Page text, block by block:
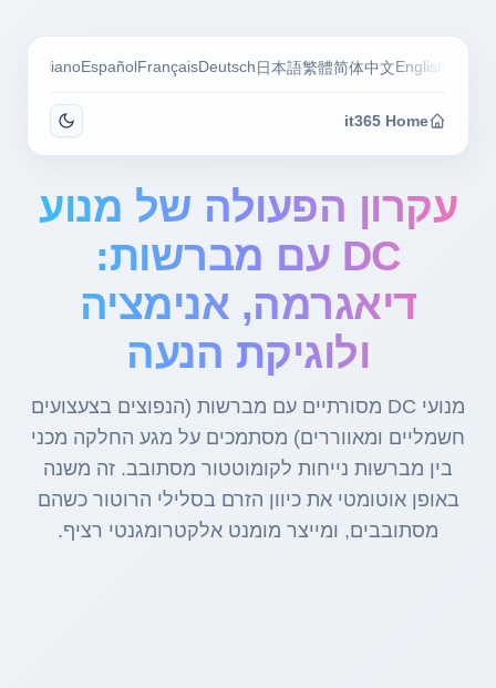
English
简体中文
繁體
日本語
Deutsch
Français
Español
Italiano
it365 Home
עקרון הפעולה של מנוע
DC עם מברשות:
דיאגרמה, אנימציה
ולוגיקת הנעה
מנועי DC מסורתיים עם מברשות (הנפוצים בצעצועים
חשמליים ומאווררים) מסתמכים על מגע החלקה מכני
בין מברשות נייחות לקומוטטור מסתובב. זה משנה
באופן אוטומטי את כיוון הזרם בסלילי הרוטור כשהם
מסתובבים, ומייצר מומנט אלקטרומגנטי רציף.